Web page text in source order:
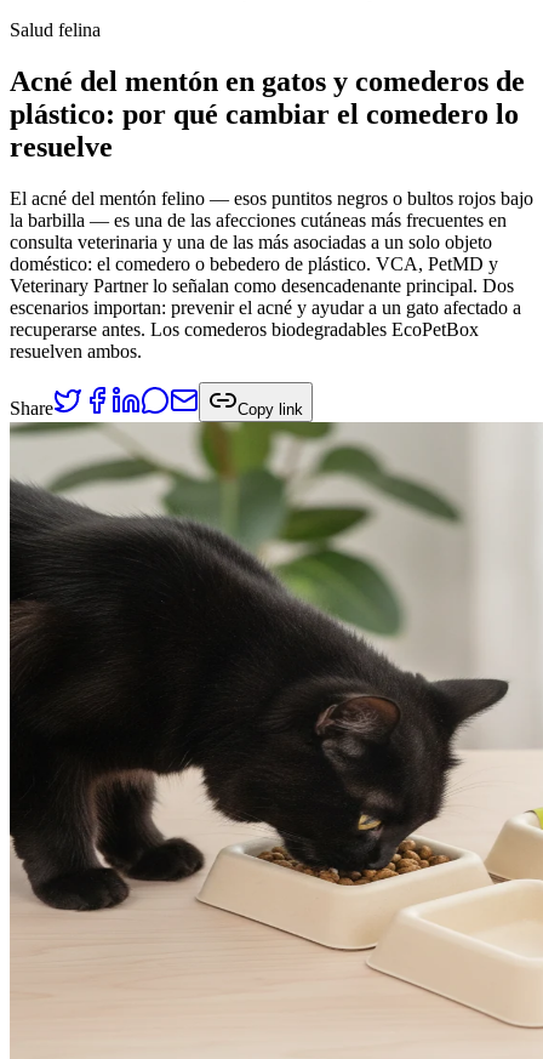
Salud felina
Acné del mentón en gatos y comederos de
plástico: por qué cambiar el comedero lo
resuelve
El acné del mentón felino — esos puntitos negros o bultos rojos bajo
la barbilla — es una de las afecciones cutáneas más frecuentes en
consulta veterinaria y una de las más asociadas a un solo objeto
doméstico: el comedero o bebedero de plástico. VCA, PetMD y
Veterinary Partner lo señalan como desencadenante principal. Dos
escenarios importan: prevenir el acné y ayudar a un gato afectado a
recuperarse antes. Los comederos biodegradables EcoPetBox
resuelven ambos.
Share Copy link